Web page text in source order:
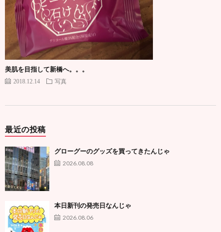
美肌を目指して新橋へ。。。
2018.12.14 写真
最近の投稿
グローグーのグッズを買ってきたんじゃ
2026.08.08
本日新刊の発売日なんじゃ
2026.08.06